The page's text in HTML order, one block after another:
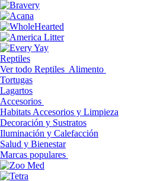
Reptiles
Ver todo Reptiles Alimento
Tortugas
Lagartos
Accesorios
Habitats Accesorios y Limpieza
Decoración y Sustratos
Iluminación y Calefacción
Salud y Bienestar
Marcas populares